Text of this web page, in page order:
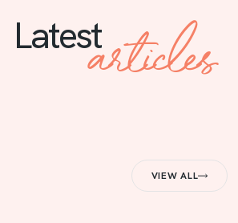
Latestarticles
VIEW ALL